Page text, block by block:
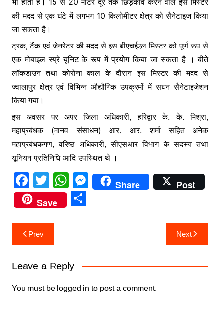
भी होती है। 15 से 20 मीटर दूर तक छिड़काव करने वाले इस मिस्टर
की मदद से एक घंटे में लगभग 10 किलोमीटर क्षेत्र को सैनेटाइज किया
जा सकता है।
ट्रक, टैंक एवं जेनरेटर की मदद से इस बीएचईएल मिस्टर को पूर्ण रूप से
एक मोबाइल स्प्रे यूनिट के रूप में प्रयोग किया जा सकता है । बीते
लॉकडाउन तथा कोरोना काल के दौरान इस मिस्टर की मदद से
ज्वालापुर क्षेत्र एवं विभिन्न औद्यौगिक उपक्रमों में सघन सैनेटाइजेशन
किया गया।
इस अवसर पर अपर जिला अधिकारी, हरिद्वार के. के. मिश्रा,
महाप्रबंधक (मानव संसाधन) आर. आर. शर्मा सहित अनेक
महाप्रबंधकगण, वरिष्ठ अधिकारी, सीएसआर विभाग के सदस्य तथा
यूनियन प्रतिनिधि आदि उपस्थित थे ।
F
a
c
e
b
o
k
T
w
itt
er
W
h
at
p
p
M
e
er
Share
Post
Save
S
Post
navigation
Prev Next
Leave a Reply
You must be logged in to post a comment.